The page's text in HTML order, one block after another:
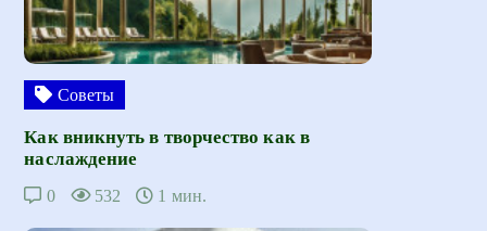
Советы
Как вникнуть в творчество как в
наслаждение
0 532 1 мин.